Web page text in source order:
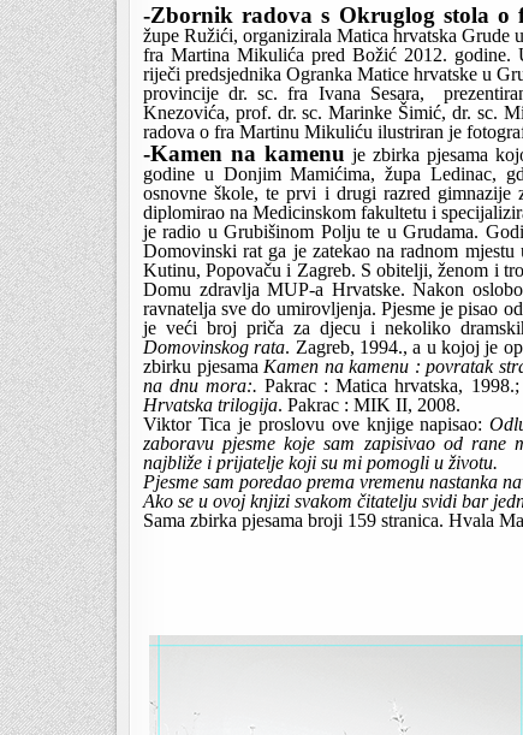
-Zbornik radova s Okruglog stola
župe Ružići, organizirala Matica hrvatska Grude
fra Martina Mikulića pred Božić 2012.
riječi predsjednika Ogranka Matice hrvatske u
provincije dr. sc. fra Ivana Sesara,
Knezovića, prof. dr. sc. Marinke Šimić, dr. sc.
radova o fra Martinu Mikuliću ilustriran je
-Kamen na kamenu je zbirka pjesama
godine u Donjim Mamićima, župa Ledinac,
osnovne škole, te prvi i drugi razred
diplomirao na Medicinskom fakultetu i
je radio u Grubišinom Polju te u Grudama.
Domovinski rat ga je zatekao na radnom
Kutinu, Popovaču i Zagreb. S obitelji, ženom i
Domu zdravlja MUP-a Hrvatske. Nakon
ravnatelja sve do umirovljenja. Pjesme je pisao
je veći broj priča za djecu i nekoliko
Domovinskog rata. Zagreb, 1994., a u kojoj je
zbirku pjesama Kamen na kamenu : povratak
na dnu mora:. Pakrac : Matica hrvatska, 1998.;
Hrvatska trilogija. Pakrac : MIK II, 2008.
Viktor Tica je proslovu ove knjige napisao:
zaboravu pjesme koje sam zapisivao od rane
najbliže i prijatelje koji su mi pomogli u životu.
Pjesme sam poredao prema vremenu nastanka
Ako se u ovoj knjizi svakom čitatelju svidi bar
Sama zbirka pjesama broji 159 stranica. Hvala